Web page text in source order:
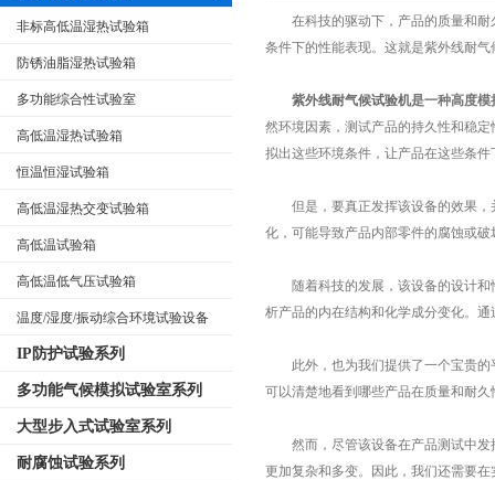
非标高低温湿热试验箱
防锈油脂湿热试验箱
多功能综合性试验室
高低温湿热试验箱
恒温恒湿试验箱
高低温湿热交变试验箱
高低温试验箱
高低温低气压试验箱
温度/湿度/振动综合环境试验设备
IP防护试验系列
多功能气候模拟试验室系列
大型步入式试验室系列
耐腐蚀试验系列
在科技的驱动下，产品的质量和耐
条件下的性能表现。这就是紫外线耐
紫外线耐气候试验机是一种高度模
然环境因素，测试产品的持久性和稳
拟出这些环境条件，让产品在这些条
但是，要真正发挥该设备的效果，
化，可能导致产品内部零件的腐蚀或
随着科技的发展，该设备的设计和
析产品的内在结构和化学成分变化。
此外，也为我们提供了一个宝贵的
可以清楚地看到哪些产品在质量和耐
然而，尽管该设备在产品测试中发
更加复杂和多变。因此，我们还需要